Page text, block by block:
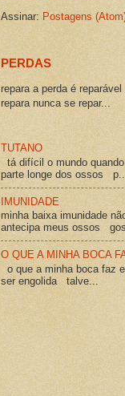
Assinar: Postagens
PERDAS
repara a perda é
repara nunca se repar...
TUTANO
tá difícil o mundo
parte longe dos ossos p...
IMUNIDADE
minha baixa imunidade
antecipa meus ossos
O QUE A MINHA BOCA
o que a minha boca faz
ser engolida talve...